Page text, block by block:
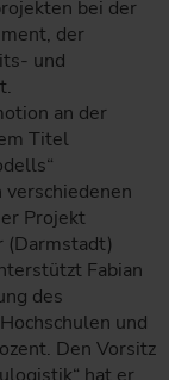
bei der
der
und
an der
Titel
Projekt
(Darmstadt)
Fabian
des
und
Den Vorsitz